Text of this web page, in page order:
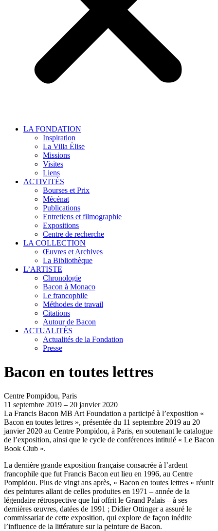
LA FONDATION
Inspiration
La Villa Élise
Missions
Visites
Liens
ACTIVITÉS
Bourses et Prix
Mécénat
Publications
Entretiens et filmographie
Expositions
Centre de recherche
LA COLLECTION
Œuvres et Archives
La Bibliothèque
L’ARTISTE
Chronologie
Bacon à Monaco
Le francophile
Méthodes de travail
Citations
Autour de Bacon
ACTUALITÉS
Actualités de la Fondation
Presse
Bacon en toutes lettres
Centre Pompidou, Paris
11 septembre 2019 – 20 janvier 2020
La Francis Bacon MB Art Foundation a participé à l’exposition «
Bacon en toutes lettres », présentée du 11 septembre 2019 au 20
janvier 2020 au Centre Pompidou, à Paris, en soutenant le catalogue
de l’exposition, ainsi que le cycle de conférences intitulé « Le Bacon
Book Club ».
La dernière grande exposition française consacrée à l’ardent
francophile que fut Francis Bacon eut lieu en 1996, au Centre
Pompidou. Plus de vingt ans après, « Bacon en toutes lettres » réunit
des peintures allant de celles produites en 1971 – année de la
légendaire rétrospective que lui offrit le Grand Palais – à ses
dernières œuvres, datées de 1991 ; Didier Ottinger a assuré le
commissariat de cette exposition, qui explore de façon inédite
l’influence de la littérature sur la peinture de Bacon.